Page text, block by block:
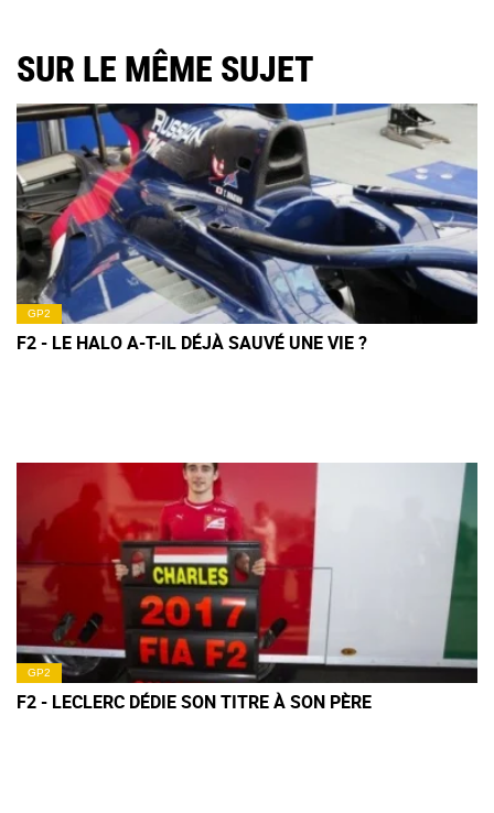
SUR LE MÊME SUJET
GP2
F2 - LE HALO A-T-IL DÉJÀ SAUVÉ UNE VIE ?
GP2
F2 - LECLERC DÉDIE SON TITRE À SON PÈRE